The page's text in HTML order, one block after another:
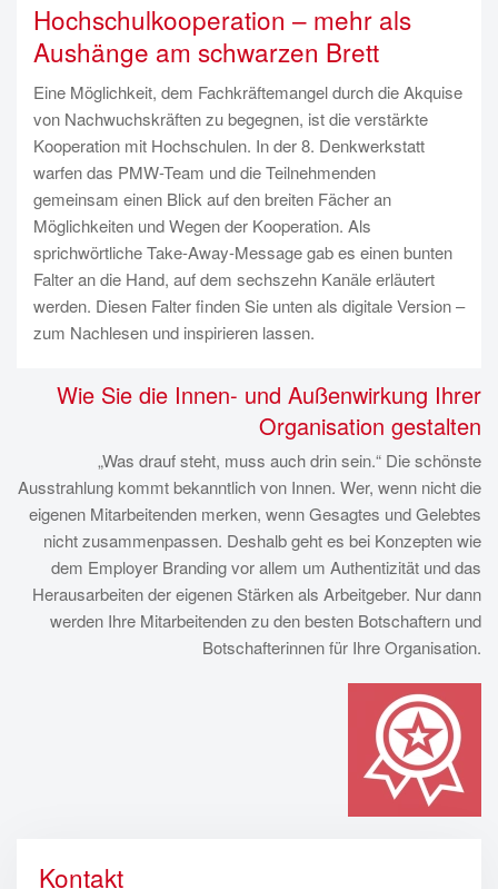
Hochschulkooperation – mehr als
Aushänge am schwarzen Brett
Eine Möglichkeit, dem Fachkräftemangel durch die Akquise
von Nachwuchskräften zu begegnen, ist die verstärkte
Kooperation mit Hochschulen. In der 8. Denkwerkstatt
warfen das PMW-Team und die Teilnehmenden
gemeinsam einen Blick auf den breiten Fächer an
Möglichkeiten und Wegen der Kooperation. Als
sprichwörtliche Take-Away-Message gab es einen bunten
Falter an die Hand, auf dem sechszehn Kanäle erläutert
werden. Diesen Falter finden Sie unten als digitale Version –
zum Nachlesen und inspirieren lassen.
Wie Sie die Innen- und Außenwirkung Ihrer
Organisation gestalten
„Was drauf steht, muss auch drin sein.“ Die schönste
Ausstrahlung kommt bekanntlich von Innen. Wer, wenn nicht die
eigenen Mitarbeitenden merken, wenn Gesagtes und Gelebtes
nicht zusammenpassen. Deshalb geht es bei Konzepten wie
dem Employer Branding vor allem um Authentizität und das
Herausarbeiten der eigenen Stärken als Arbeitgeber. Nur dann
werden Ihre Mitarbeitenden zu den besten Botschaftern und
Botschafterinnen für Ihre Organisation.
Kontakt